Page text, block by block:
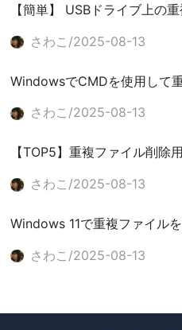
【簡単】 USBドライブ上の
さわこ/2025-08-13
WindowsでCMDを使用して
さわこ/2025-08-13
【TOP5】重複ファイル削
さわこ/2025-08-13
Windows 11で重複ファイル
さわこ/2025-08-13